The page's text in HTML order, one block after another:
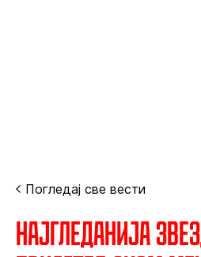
Погледај све вести
Најгледанија